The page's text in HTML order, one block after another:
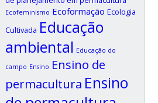
Ecofeminismo Ecoformação Ecologia
Cultivada Educação
ambiental Educação do
campo Ensino Ensino de
permacultura Ensino